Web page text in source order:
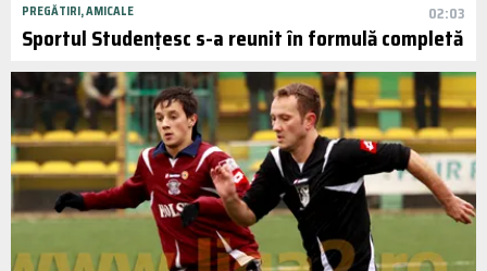
PREGĂTIRI, AMICALE 02:03
Sportul Studențesc s-a reunit în formulă completă